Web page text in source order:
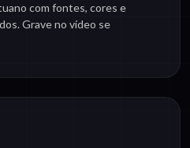
com fontes, cores e
Grave no vídeo se